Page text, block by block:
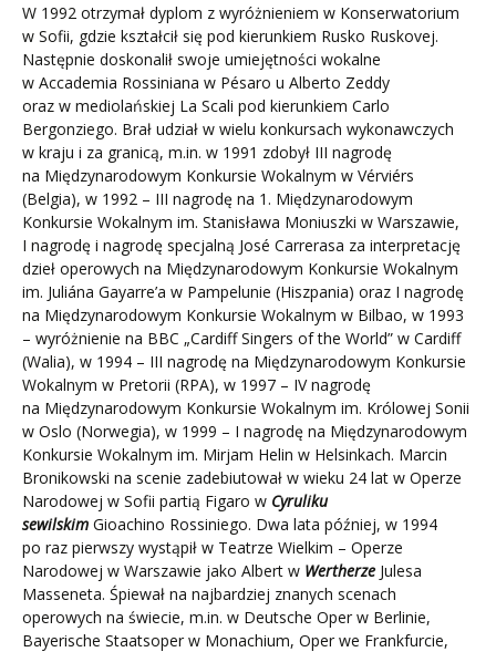
W 1992 otrzymał dyplom z wyróżnieniem w Konserwatorium
w Sofii, gdzie kształcił się pod kierunkiem Rusko Ruskovej.
Następnie doskonalił swoje umiejętności wokalne
w Accademia Rossiniana w Pésaro u Alberto Zeddy
oraz w mediolańskiej La Scali pod kierunkiem Carlo
Bergonziego. Brał udział w wielu konkursach wykonawczych
w kraju i za granicą, m.in. w 1991 zdobył III nagrodę
na Międzynarodowym Konkursie Wokalnym w Vérviérs
(Belgia), w 1992 – III nagrodę na 1. Międzynarodowym
Konkursie Wokalnym im. Stanisława Moniuszki w Warszawie,
I nagrodę i nagrodę specjalną José Carrerasa za interpretację
dzieł operowych na Międzynarodowym Konkursie Wokalnym
im. Juliána Gayarre’a w Pampelunie (Hiszpania) oraz I nagrodę
na Międzynarodowym Konkursie Wokalnym w Bilbao, w 1993
– wyróżnienie na BBC „Cardiff Singers of the World” w Cardiff
(Walia), w 1994 – III nagrodę na Międzynarodowym Konkursie
Wokalnym w Pretorii (RPA), w 1997 – IV nagrodę
na Międzynarodowym Konkursie Wokalnym im. Królowej Sonii
w Oslo (Norwegia), w 1999 – I nagrodę na Międzynarodowym
Konkursie Wokalnym im. Mirjam Helin w Helsinkach. Marcin
Bronikowski na scenie zadebiutował w wieku 24 lat w Operze
Narodowej w Sofii partią Figaro w Cyruliku
sewilskim Gioachino Rossiniego. Dwa lata później, w 1994
po raz pierwszy wystąpił w Teatrze Wielkim – Operze
Narodowej w Warszawie jako Albert w Wertherze Julesa
Masseneta. Śpiewał na najbardziej znanych scenach
operowych na świecie, m.in. w Deutsche Oper w Berlinie,
Bayerische Staatsoper w Monachium, Oper we Frankfurcie,